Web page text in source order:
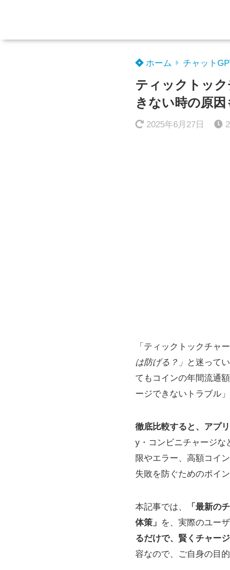
ホーム チャット
ティックトッ
きない時の原因
2025年6月27日
「ティックトックチャ
は防げる？」 と迷って
てもコインの年間流通
ージできないトラブル
徹底比較すると、アプ
y・コンビニチャージな
限やエラー、高額コイ
失敗を防ぐためのポイ
本記事では、
「最新の
体策」 を、実際のユー
るだけで、賢くチャー
容なので、ご自身の目